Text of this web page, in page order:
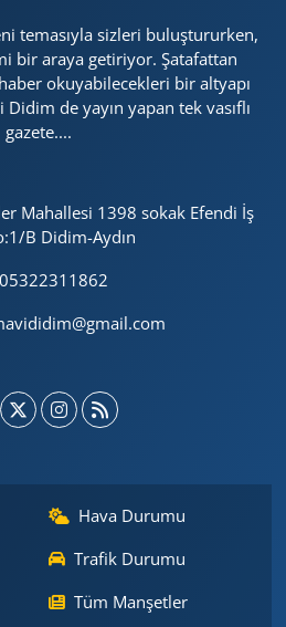
temasıyla sizleri buluştururken,
bir araya getiriyor. Şatafattan
okuyabilecekleri bir altyapı
de yayın yapan tek vasıflı
gazete....
Mahallesi 1398 sokak Efendi İş
B Didim-Aydın
05322311862
Hava Durumu
Trafik Durumu
Tüm Manşetler